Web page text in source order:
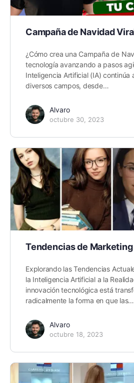
Campaña de Navidad
¿Cómo crea una Campaña de
tecnología avanzando a pasos
Inteligencia Artificial (IA) continúa
diversos campos, desde…
Alvaro
octubre 30, 2023
Tendencias de
Explorando las Tendencias
la Inteligencia Artificial a la
innovación tecnológica está
radicalmente la forma en que las…
Alvaro
octubre 18, 2023